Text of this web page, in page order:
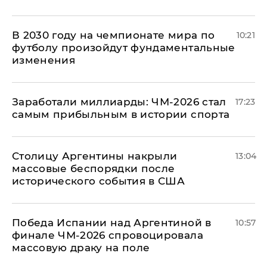
В 2030 году на чемпионате мира по
футболу произойдут фундаментальные
изменения
10:21
Заработали миллиарды: ЧМ-2026 стал
самым прибыльным в истории спорта
17:23
Столицу Аргентины накрыли
массовые беспорядки после
исторического события в США
13:04
Победа Испании над Аргентиной в
финале ЧМ-2026 спровоцировала
массовую драку на поле
10:57